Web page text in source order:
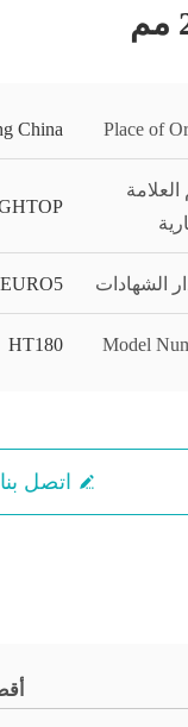
Place of
China
العلامة
الشهادات
Model
HT180
اتصل بنا